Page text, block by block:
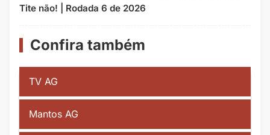
Tite não! | Rodada 6 de 2026
Confira também
TV AG
Mantos AG